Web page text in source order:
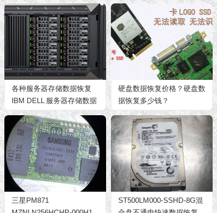
各种服务器存储数据恢复
IBM DELL 服务器存储数据
恢复
硬盘数据恢复价格？硬盘数
据恢复多少钱？
三星PM871
ST500LM000-SSHD-8G混